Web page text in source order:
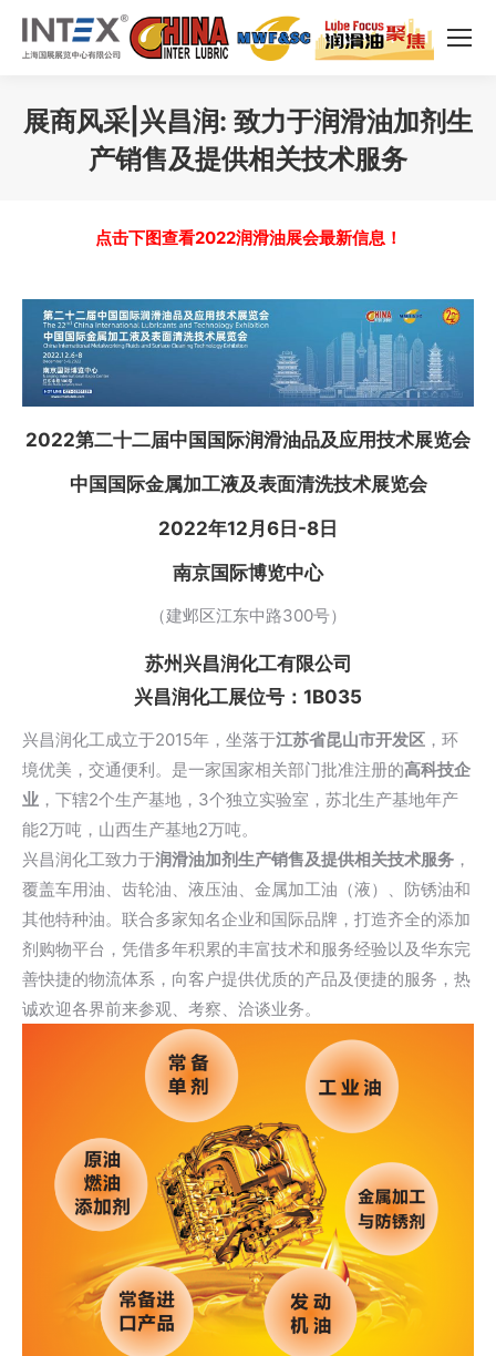
展商风采|兴昌润: 致力于润滑油加剂生
产销售及提供相关技术服务
点击下图查看2022润滑油展会最新信息！
2022第二十二届中国国际润滑油品及应用技术展览会
中国国际金属加工液及表面清洗技术展览会
2022年12月6日-8日
南京国际博览中心
（建邺区江东中路300号）
苏州兴昌润化工有限公司
兴昌润化工展位号：1B035
兴昌润化工成立于2015年，坐落于江苏省昆山市开发区 ，环
境优美，交通便利。是一家国家相关部门批准注册的高科技企
业 ，下辖2个生产基地，3个独立实验室，苏北生产基地年产
能2万吨，山西生产基地2万吨。
兴昌润化工致力于润滑油加剂生产销售及提供相关技术服务 ，
覆盖车用油、齿轮油、液压油、金属加工油（液）、防锈油和
其他特种油。联合多家知名企业和国际品牌，打造齐全的添加
剂购物平台，凭借多年积累的丰富技术和服务经验以及华东完
善快捷的物流体系，向客户提供优质的产品及便捷的服务，热
诚欢迎各界前来参观、考察、洽谈业务。